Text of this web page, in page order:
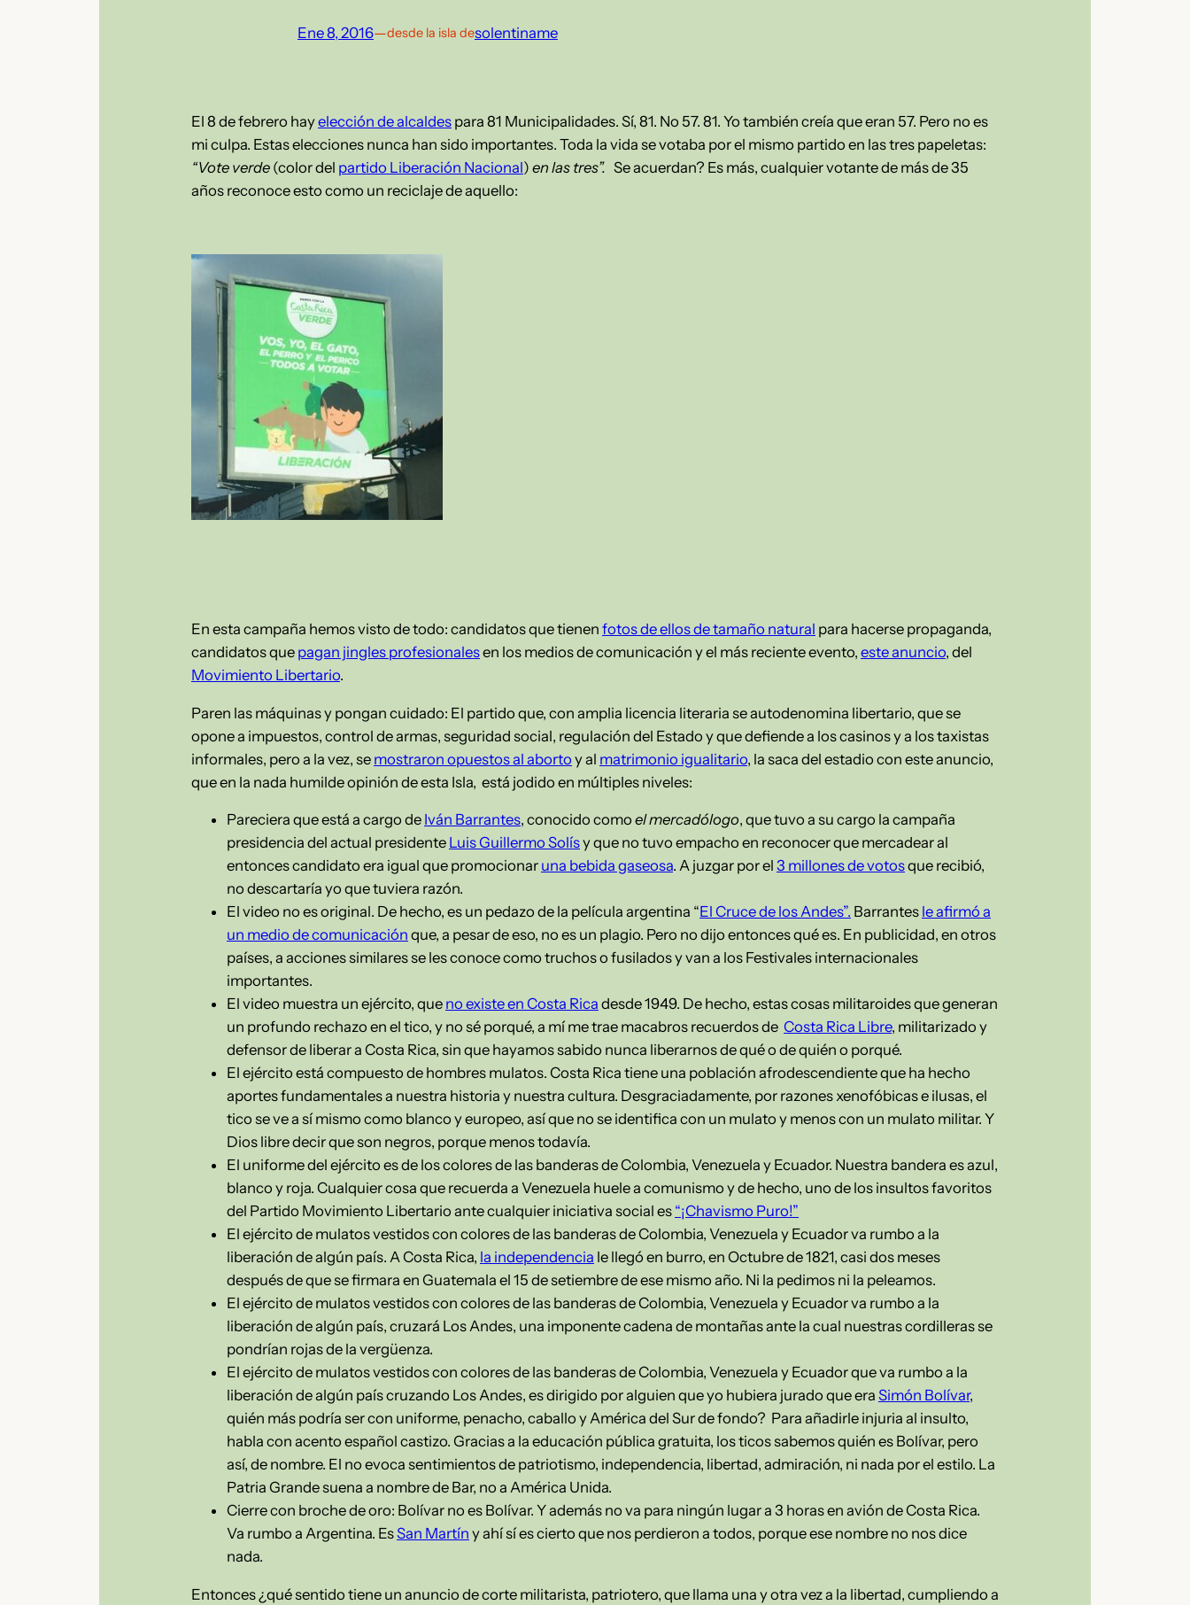
Ene 8, 2016—desde la isla desolentiname
El 8 de febrero hayelección de alcaldes para 81 Municipalidades. Sí, 81. No 57. 81. Yo también creía que eran 57. Pero no es
mi culpa. Estas elecciones nunca han sido importantes. Toda la vida se votaba por el mismo partido en las tres papeletas:
“Vote verde (color del partido Liberación Nacional) en las tres”. Se acuerdan? Es más, cualquier votante de más de 35
años reconoce esto como un reciclaje de aquello:
En esta campaña hemos visto de todo: candidatos que tienen fotos de ellos de tamaño natural para hacerse propaganda,
candidatos que pagan jingles profesionalesen los medios de comunicación y el más reciente evento, este anuncio, del
Movimiento Libertario.
Paren las máquinas y pongan cuidado: El partido que, con amplia licencia literaria se autodenomina libertario, que se
opone a impuestos, control de armas, seguridad social, regulación del Estado y que defiende a los casinos y a los taxistas
informales, pero a la vez, se mostraron opuestos al aborto y al matrimonio igualitario, la saca del estadio con este anuncio,
que en la nada humilde opinión de esta Isla, está jodido en múltiples niveles:
Pareciera que está a cargo de Iván Barrantes, conocido como el mercadólogo, que tuvo a su cargo la campaña
presidencia del actual presidente Luis Guillermo Solísy que no tuvo empacho en reconocer que mercadear al
entonces candidato era igual que promocionar una bebida gaseosa. A juzgar por el 3 millones de votosque recibió,
no descartaría yo que tuviera razón.
El video no es original. De hecho, es un pedazo de la película argentina “El Cruce de los Andes”. Barrantes le afirmó a
un medio de comunicación que, a pesar de eso, no es un plagio. Pero no dijo entonces qué es. En publicidad, en otros
países, a acciones similares se les conoce como truchos o fusilados y van a los Festivales internacionales
importantes.
El video muestra un ejército, que no existe en Costa Rica desde 1949. De hecho, estas cosas militaroides que generan
un profundo rechazo en el tico, y no sé porqué, a mí me trae macabros recuerdos de Costa Rica Libre, militarizado y
defensor de liberar a Costa Rica, sin que hayamos sabido nunca liberarnos de qué o de quién o porqué.
El ejército está compuesto de hombres mulatos. Costa Rica tiene una población afrodescendiente que ha hecho
aportes fundamentales a nuestra historia y nuestra cultura. Desgraciadamente, por razones xenofóbicas e ilusas, el
tico se ve a sí mismo como blanco y europeo, así que no se identifica con un mulato y menos con un mulato militar. Y
Dios libre decir que son negros, porque menos todavía.
El uniforme del ejército es de los colores de las banderas de Colombia, Venezuela y Ecuador. Nuestra bandera es azul,
blanco y roja. Cualquier cosa que recuerda a Venezuela huele a comunismo y de hecho, uno de los insultos favoritos
del Partido Movimiento Libertario ante cualquier iniciativa social es “¡Chavismo Puro!”
El ejército de mulatos vestidos con colores de las banderas de Colombia, Venezuela y Ecuador va rumbo a la
liberación de algún país. A Costa Rica, la independencia le llegó en burro, en Octubre de 1821, casi dos meses
después de que se firmara en Guatemala el 15 de setiembre de ese mismo año. Ni la pedimos ni la peleamos.
El ejército de mulatos vestidos con colores de las banderas de Colombia, Venezuela y Ecuador va rumbo a la
liberación de algún país, cruzará Los Andes, una imponente cadena de montañas ante la cual nuestras cordilleras se
pondrían rojas de la vergüenza.
El ejército de mulatos vestidos con colores de las banderas de Colombia, Venezuela y Ecuador que va rumbo a la
liberación de algún país cruzando Los Andes, es dirigido por alguien que yo hubiera jurado que era Simón Bolívar,
quién más podría ser con uniforme, penacho, caballo y América del Sur de fondo? Para añadirle injuria al insulto,
habla con acento español castizo. Gracias a la educación pública gratuita, los ticos sabemos quién es Bolívar, pero
así, de nombre. El no evoca sentimientos de patriotismo, independencia, libertad, admiración, ni nada por el estilo. La
Patria Grande suena a nombre de Bar, no a América Unida.
Cierre con broche de oro: Bolívar no es Bolívar. Y además no va para ningún lugar a 3 horas en avión de Costa Rica.
Va rumbo a Argentina. EsSan Martín y ahí sí es cierto que nos perdieron a todos, porque ese nombre no nos dice
nada.
Entonces ¿qué sentido tiene un anuncio de corte militarista, patriotero, que llama una y otra vez a la libertad, cumpliendo a